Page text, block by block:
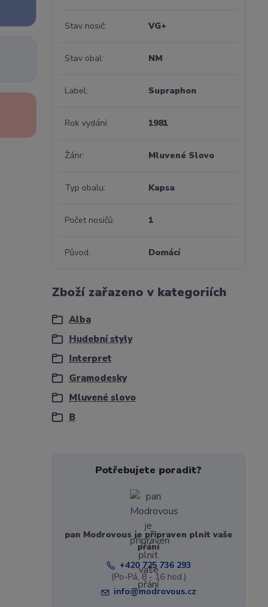
Stav nosič VG+
Stav obal NM
Label Supraphon
Rok vydání 1981
Žánr Mluvené Slovo
Typ obalu Kapsa
Počet nosičů 1
Původ Domácí
Zboží zařazeno v kategoriích
Alba
Hudební styly
Interpret
Gramodesky
Mluvené slovo
B
Potřebujete poradit?
pan Modrovous je připraven plnit vaše
přání
+420 725 736 293
(Po-Pá, 8 - 16 hod.)
info@modrovous.cz